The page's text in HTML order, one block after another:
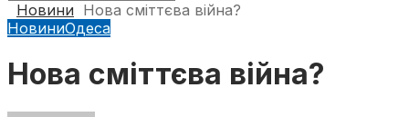
Новини Нова сміттєва війна?
НовиниОдеса
Нова сміттєва війна?